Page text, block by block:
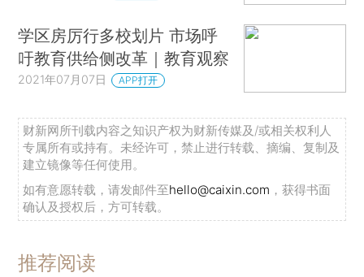
学区房厉行多校划片 市场呼
吁教育供给侧改革｜教育观察
2021年07月07日 APP打开
财新网所刊载内容之知识产权为财新传媒及/或相关权利人
专属所有或持有。未经许可，禁止进行转载、摘编、复制及
建立镜像等任何使用。
如有意愿转载，请发邮件至hello@caixin.com ，获得书面
确认及授权后，方可转载。
推荐阅读